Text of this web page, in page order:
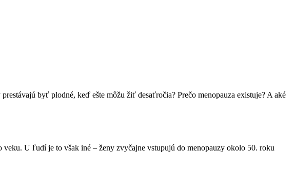
byť plodné, keď ešte môžu žiť desaťročia? Prečo menopauza existuje? A aké
U ľudí je to však iné – ženy zvyčajne vstupujú do menopauzy okolo 50. roku